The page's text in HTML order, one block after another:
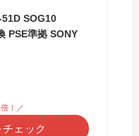
SOG10
PSE準拠 SONY
！／
ェック